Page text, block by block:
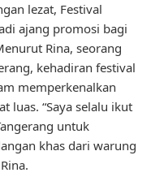
lezat, Festival
ajang promosi bagi
Rina, seorang
kehadiran festival
memperkenalkan
luas. “Saya selalu ikut
untuk
khas dari warung